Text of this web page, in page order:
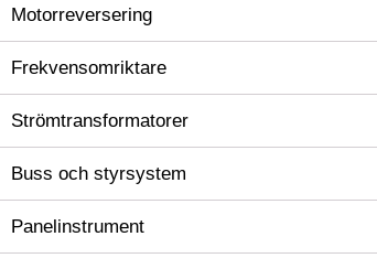
Motorreversering
Frekvensomriktare
Strömtransformatorer
Buss och styrsystem
Panelinstrument